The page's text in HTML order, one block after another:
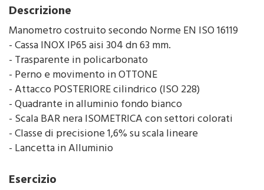
Descrizione
Manometro costruito secondo Norme EN ISO 16119
- Cassa INOX IP65 aisi 304 dn 63 mm.
- Trasparente in policarbonato
- Perno e movimento in OTTONE
- Attacco POSTERIORE cilindrico (ISO 228)
- Quadrante in alluminio fondo bianco
- Scala BAR nera ISOMETRICA con settori colorati
- Classe di precisione 1,6% su scala lineare
- Lancetta in Alluminio
Esercizio